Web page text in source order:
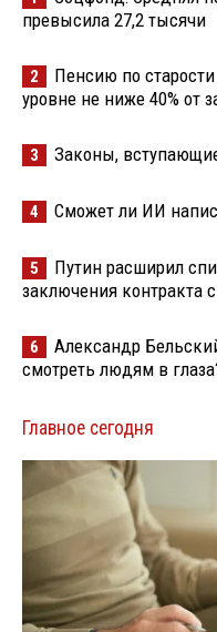
превысила 27,2 тысячи
2
Пенсию по
уровне не ниже 40% от
3 Законы,
4 Сможет ли ИИ
5
Путин расширил
заключения контракта
6
Александр
смотреть людям в
Главное сегодня